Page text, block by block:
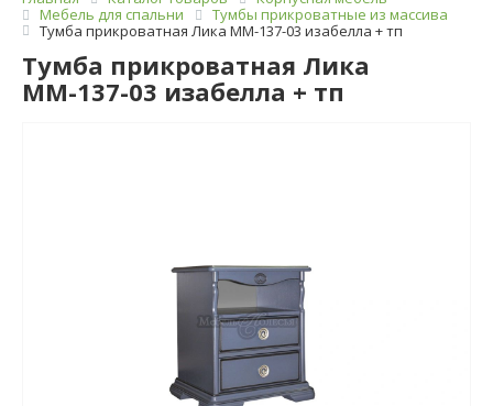
Мебель для спальни
Тумбы прикроватные из массива
Тумба прикроватная Лика ММ-137-03 изабелла + тп
Тумба прикроватная Лика
ММ-137-03 изабелла + тп